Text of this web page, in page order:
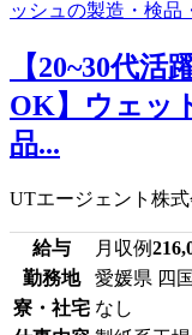
【20~30代
OK】ウェッ
品...
UTエージェント株
給与 月収例
勤務地
愛媛県 四
寮・社宅 なし